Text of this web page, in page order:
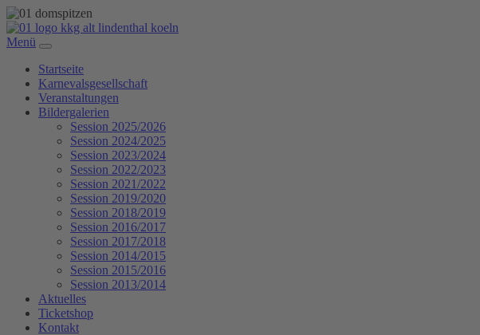
Menü
Startseite
Karnevalsgesellschaft
Veranstaltungen
Bildergalerien
Session 2025/2026
Session 2024/2025
Session 2023/2024
Session 2022/2023
Session 2021/2022
Session 2019/2020
Session 2018/2019
Session 2016/2017
Session 2017/2018
Session 2014/2015
Session 2015/2016
Session 2013/2014
Aktuelles
Ticketshop
Kontakt